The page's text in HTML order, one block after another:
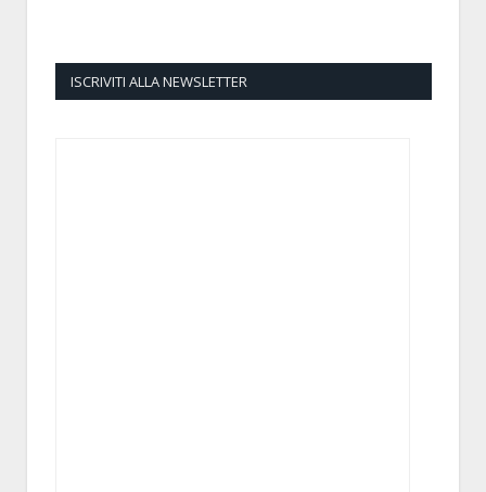
ISCRIVITI ALLA NEWSLETTER